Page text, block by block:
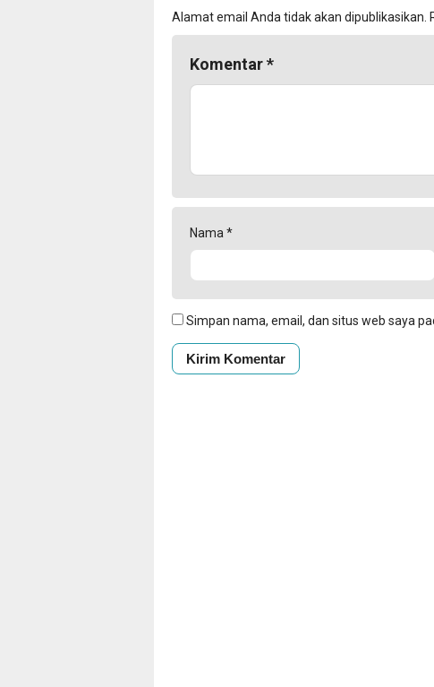
Alamat email Anda tidak akan dipublikasikan.
Komentar*
Nama *
Simpan nama, email, dan situs web saya